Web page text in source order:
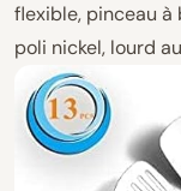
flexible, pinceau à
poli nickel, lourd